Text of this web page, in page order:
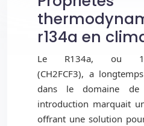
r134a en
Le R134a, ou
(CH2FCF3), a
dans le domaine de
introduction marquait
offrant une solution